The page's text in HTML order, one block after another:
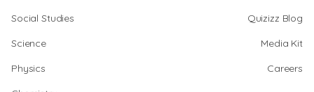
Social Studies
Science
Physics
Quizizz Blog
Media Kit
Careers